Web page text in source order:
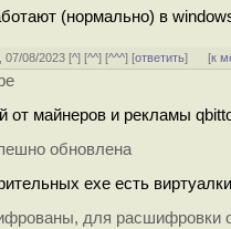
(нормально) в
07/08/2023 [^] [^^] [^^^] [ответить] [к
майнеров и рекламы
обновлена
ехе есть
для расшифровки